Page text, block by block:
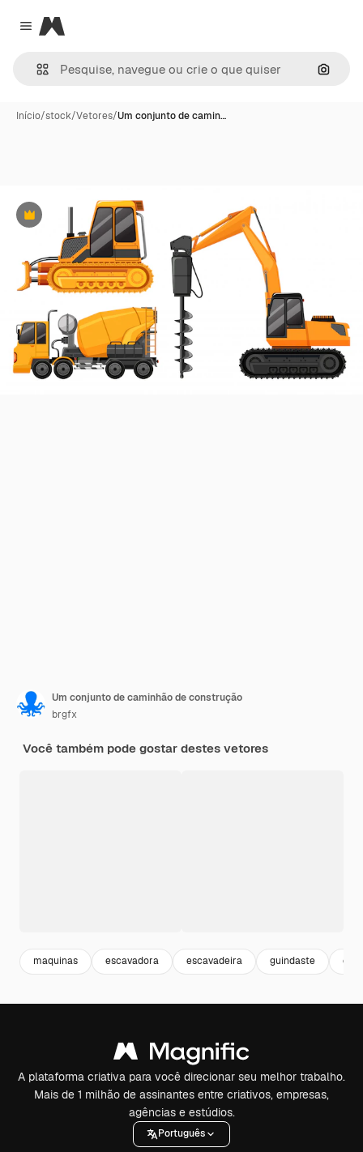
Close menu
Magnific
Início/stock/Vetores/Um conjunto de camin…
Premium
Um conjunto de caminhão de construção
brgfx
Você também pode gostar destes vetores
maquinas escavadora escavadeira guindaste
A plataforma criativa para você direcionar seu melhor trabalho.
Mais de 1 milhão de assinantes entre criativos, empresas,
agências e estúdios.
Português